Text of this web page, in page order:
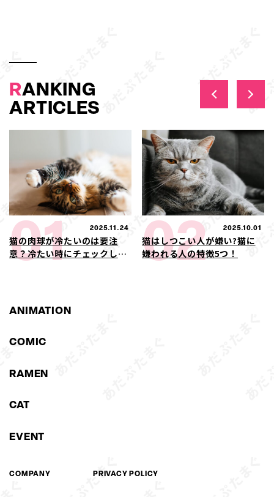
RANKING
ARTICLES
2025.11.24
猫の肉球が冷たいのは要注
意？冷たい時にチェックした
01 2025.10.01
猫はしつこい人が嫌い?猫に
嫌われる人の特徴5つ！
02
ANIMATION
COMIC
RAMEN
CAT
EVENT
COMPANY PRIVACY POLICY